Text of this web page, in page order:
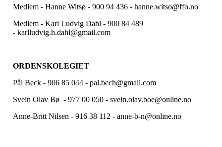
Medlem - Hanne Witsø - 900 94 436 - hanne.witso@ffo.no
Medlem - Karl Ludvig Dahl - 900 84 489
- karlludvig.h.dahl@gmail.com
ORDENSKOLEGIET
Pål Beck - 906 85 044 - pal.bech@gmail.com
Svein Olav Bø - 977 00 050 - svein.olav.boe@online.no
Anne-Britt Nilsen - 916 38 112 - anne-b-n@online.no